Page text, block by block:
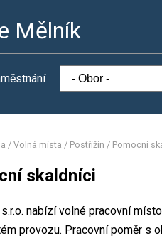
Mělník
/ Volná místa / Postřižín / Pomocní
skaldníci
s.r.o. nabízí volné pracovní
provozu. Pracovní poměr s